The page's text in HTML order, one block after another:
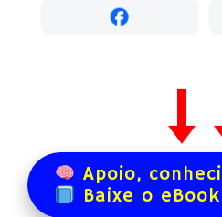
Apoio,
Baixe o